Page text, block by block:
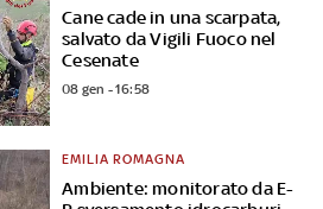
Cane cade in una scarpata,
salvato da Vigili Fuoco nel
Cesenate
08 gen - 16:58
Ambiente: monitorato da E-
EMILIA ROMAGNA